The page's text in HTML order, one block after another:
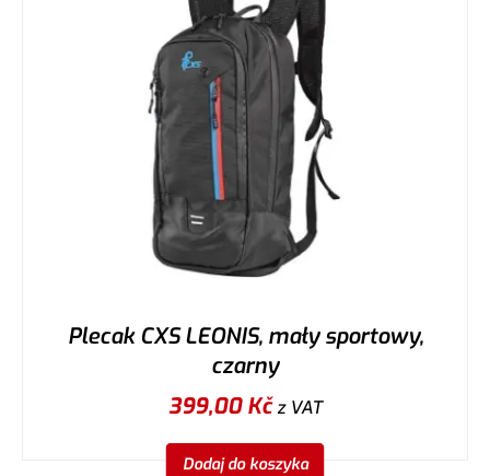
Plecak CXS LEONIS, mały sportowy,
czarny
399,00Kčz VAT
Dodaj do koszyka